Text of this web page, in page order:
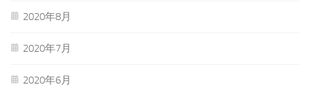
2020年8月
2020年7月
2020年6月